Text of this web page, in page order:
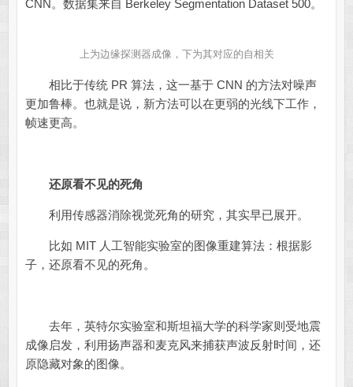
CNN。数据集来自 Berkeley Segmentation Dataset 500。
上为边缘探测器成像，下为其对应的自相关
相比于传统 PR 算法，这一基于 CNN 的方法对噪声
更加鲁棒。也就是说，新方法可以在更弱的光线下工作，
帧速更高。
还原看不见的死角
利用传感器消除视觉死角的研究，其实早已展开。
比如 MIT 人工智能实验室的图像重建算法：根据影
子，还原看不见的死角。
去年，英特尔实验室和斯坦福大学的科学家则受地震
成像启发，利用扬声器和麦克风来捕获声波反射时间，还
原隐藏对象的图像。